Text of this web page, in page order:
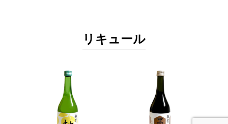
リキュール